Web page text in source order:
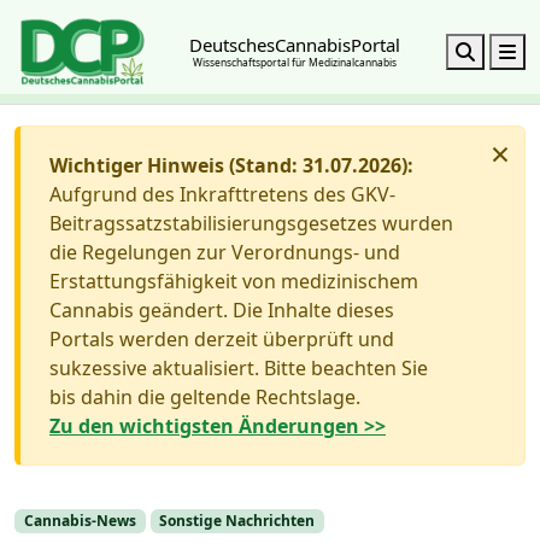
DeutschesCannabisPortal
Wissenschaftsportal für Medizinalcannabis Search
×
Wichtiger Hinweis (Stand: 31.07.2026):
Aufgrund des Inkrafttretens des GKV-
Beitragssatzstabilisierungsgesetzes wurden
die Regelungen zur Verordnungs- und
Erstattungsfähigkeit von medizinischem
Cannabis geändert. Die Inhalte dieses
Portals werden derzeit überprüft und
sukzessive aktualisiert. Bitte beachten Sie
bis dahin die geltende Rechtslage.
Zu den wichtigsten Änderungen >>
Cannabis-News Sonstige Nachrichten